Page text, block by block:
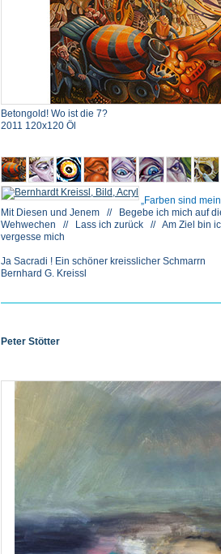
Betongold! Wo ist die 7?
2011 120x120 Öl
Farben sind
Mit Diesen und Jenem // Begebe ich mich auf
Wehwechen // Lass ich zurück // Am Ziel bin
vergesse mich
Ja Sacradi ! Ein schöner kreisslicher Schmarrn
Bernhard G. Kreissl
Peter Stötter